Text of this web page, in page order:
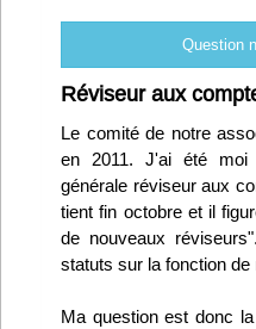
Menu général
ServiceAsso
Partager
VieAsso
Question
Réviseur aux
Le comité de notre
en 2011. J'ai été moi
générale réviseur aux
tient fin octobre et il
de nouveaux
statuts sur la fonction de
Ma question est donc